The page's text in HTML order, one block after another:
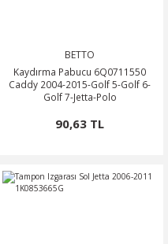
BETTO
Kaydırma Pabucu 6Q0711550
Caddy 2004-2015-Golf 5-Golf 6-
Golf 7-Jetta-Polo
90,63 TL